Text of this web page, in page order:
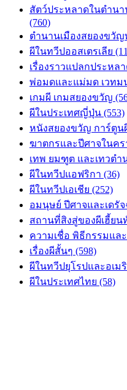
สัตว์ประหลาดในตำน
(760)
ตำนานเมืองสยองขวัญ
ผีในทวีปออสเตรเลีย
เรื่องราวแปลกประหล
พ่อมดและแม่มด เวท
เกมผี เกมสยองขวัญ
ผีในประเทศญี่ปุ่น (553)
หนังสยองขวัญ การ์ตูน
ฆาตกรและปีศาจในคร
เทพ ยมฑูต และเทวตำ
ผีในทวีปแอฟริกา (36)
ผีในทวีปเอเชีย (252)
อมนุษย์ ปีศาจและเดรัจ
สถานที่สิงสู่ของผีเฮี้ยน
ความเชื่อ พิธีกรรมแล
เรื่องผีสั้นๆ (598)
ผีในทวีปยุโรปและอเมริ
ผีในประเทศไทย (58)